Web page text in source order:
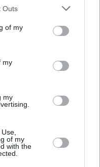
Outs
of my
my
my
of my
with the
Δήμου Χίου για την